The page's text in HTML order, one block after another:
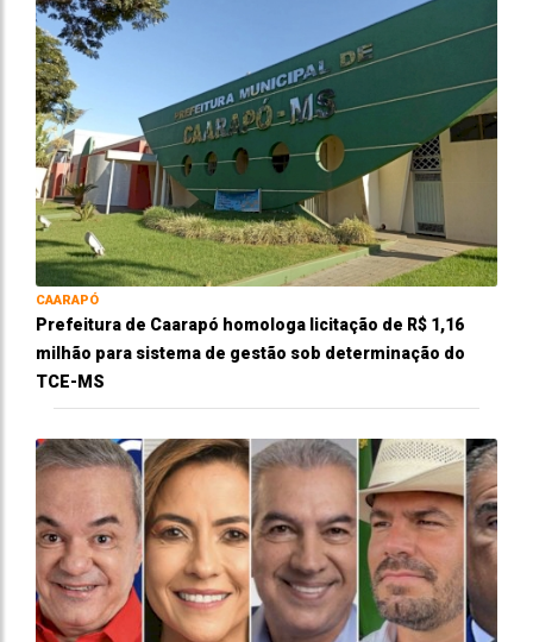
CAARAPÓ
Prefeitura de Caarapó homologa licitação de R$ 1,16
milhão para sistema de gestão sob determinação do
TCE-MS